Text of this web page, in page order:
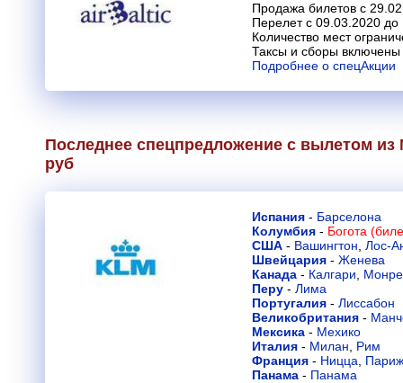
Продажа билетов с
Перелет с 09.03.2020 до
Количество мест
Таксы и сборы включены
Подробнее о спецАкции
Последнее спецпредложение с вылетом из
руб
Испания - Барселона
Колумбия - Богота
США - Вашингтон Лос-
Швейцария - Женева
Канада - Калгари
Перу - Лима
Португалия - Лиссабон
Великобритания -
Мексика - Мехико
Италия - Милан
Рим
Франция - Ницца
Париж
Панама - Панама